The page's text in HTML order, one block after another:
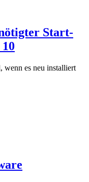
Start-
wenn es neu installiert